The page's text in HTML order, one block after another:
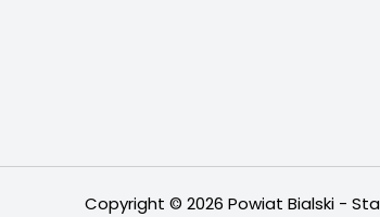
Copyright © 2026 Powiat Bialski -